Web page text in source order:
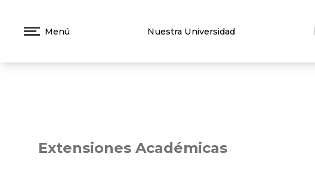
Menú Nuestra Universidad
Extensiones Académicas